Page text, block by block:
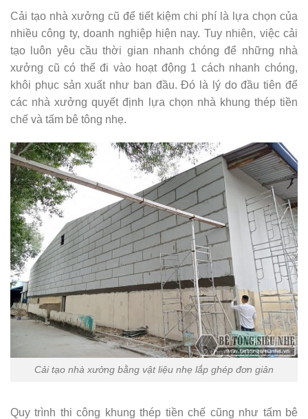
Cải tạo nhà xưởng cũ để tiết kiệm chi phí là lựa chọn của
nhiều công ty, doanh nghiệp hiện nay. Tuy nhiên, việc cải
tạo luôn yêu cầu thời gian nhanh chóng để những nhà
xưởng cũ có thể đi vào hoạt động 1 cách nhanh chóng,
khôi phục sản xuất như ban đầu. Đó là lý do đầu tiên để
các nhà xưởng quyết định lựa chọn nhà khung thép tiền
chế và tấm bê tông nhẹ.
Cải tạo nhà xưởng bằng vật liệu nhẹ lắp ghép đơn giản
Quy trình thi công khung thép tiền chế cũng như tấm bê